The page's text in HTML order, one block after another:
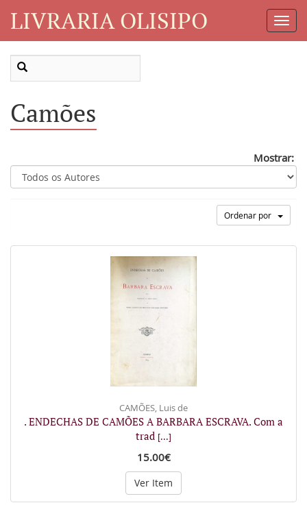
LIVRARIA OLISIPO
Camões
Mostrar:
Ordenar por
CAMÕES, Luis de
. ENDECHAS DE CAMÕES A BARBARA ESCRAVA. Com a
trad [...]
15.00€
Ver Item